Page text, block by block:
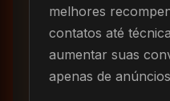
melhores
contatos até
aumentar suas
apenas de